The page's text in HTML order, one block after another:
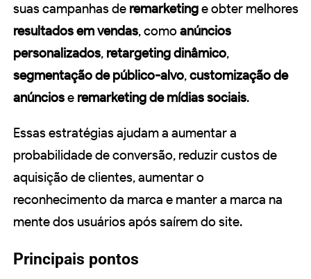
suas campanhas de remarketinge obter melhores
resultados em vendas, como anúncios
personalizados, retargeting dinâmico,
segmentação de público-alvo,customização de
anúnciose remarketing de mídias sociais.
Essas estratégias ajudam a aumentar a
probabilidade de conversão, reduzir custos de
aquisição de clientes, aumentar o
reconhecimento da marca e manter a marca na
mente dos usuários após saírem do site.
Principais pontos